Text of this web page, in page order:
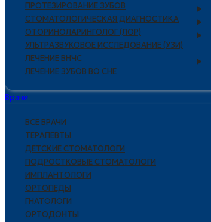
ПРОТЕЗИРОВАНИЕ ЗУБОВ
СТОМАТОЛОГИЧЕСКАЯ ДИАГНОСТИКА
ОТОРИНОЛАРИНГОЛОГ (ЛОР)
УЛЬТРАЗВУКОВОЕ ИССЛЕДОВАНИЕ (УЗИ)
ЛЕЧЕНИЕ ВНЧС
ЛЕЧЕНИЕ ЗУБОВ ВО СНЕ
Врачи
ВСЕ ВРАЧИ
ТЕРАПЕВТЫ
ДЕТСКИЕ СТОМАТОЛОГИ
ПОДРОСТКОВЫЕ СТОМАТОЛОГИ
ИМПЛАНТОЛОГИ
ОРТОПЕДЫ
ГНАТОЛОГИ
ОРТОДОНТЫ